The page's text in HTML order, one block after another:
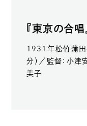
『東京の合唱
1931年松竹蒲田
分）／監督：小津
美子